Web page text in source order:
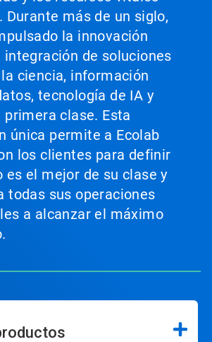
Durante más de un siglo,
la innovación
de soluciones
ciencia, información
tecnología de IA y
primera clase. Esta
única permite a Ecolab
los clientes para definir
es el mejor de su clase y
todas sus operaciones
a alcanzar el máximo